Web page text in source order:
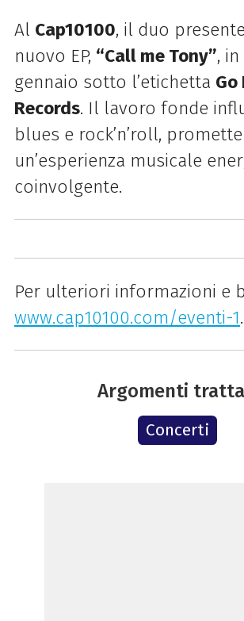
Al Cap10100, il duo
nuovo EP, “Call me Tony”,
gennaio sotto l’etichetta Go
Records. Il lavoro fonde
blues e rock’n’roll,
un’esperienza musicale
coinvolgente.
Per ulteriori informazioni e
www.cap10100.com/eventi-1.
Argomenti
Concerti